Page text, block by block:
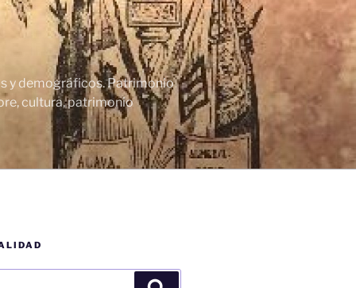
y demográficos. Patrimonio
cultura, patrimonio